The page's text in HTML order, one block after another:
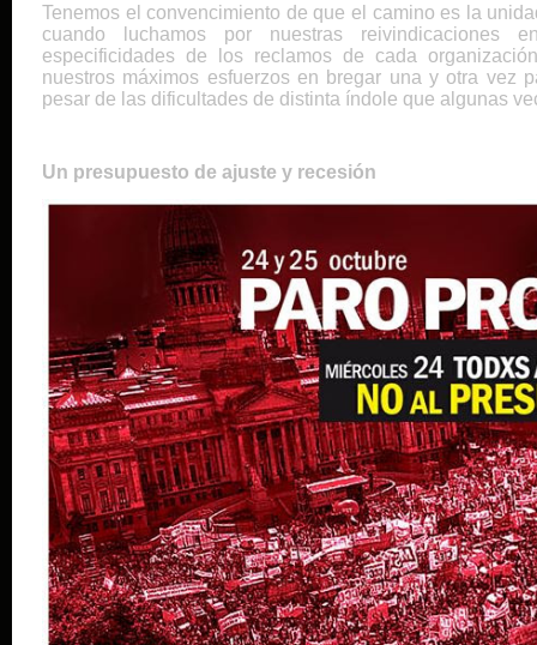
Tenemos el convencimiento de que el camino es la
cuando luchamos por nuestras
especificidades de los reclamos de cada
nuestros máximos esfuerzos en bregar una y otra vez
pesar de las dificultades de distinta índole que algunas
Un presupuesto de ajuste y recesión